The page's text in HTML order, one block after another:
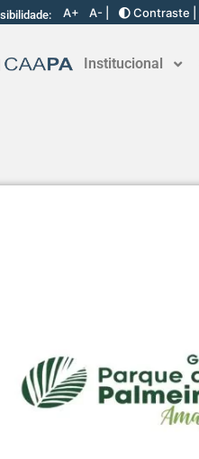
A+ A- | Contraste |
Institucional